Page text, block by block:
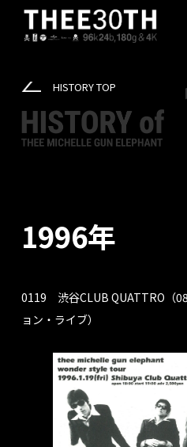
HISTORY TOP
1996年
0119 渋谷CLUB QUATTRO（
ョン・ライブ）